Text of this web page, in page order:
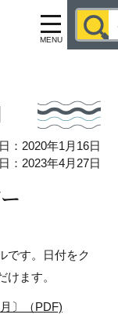
MENU
：2020年1月16日
：2023年4月27日
です。日付をク
ます。
〕（PDF)